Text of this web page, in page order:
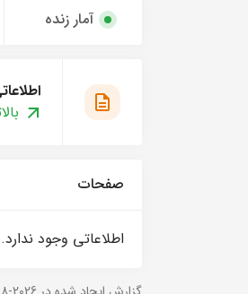
آمار زنده
صفحات
اطلاعاتی وجود ندارد.